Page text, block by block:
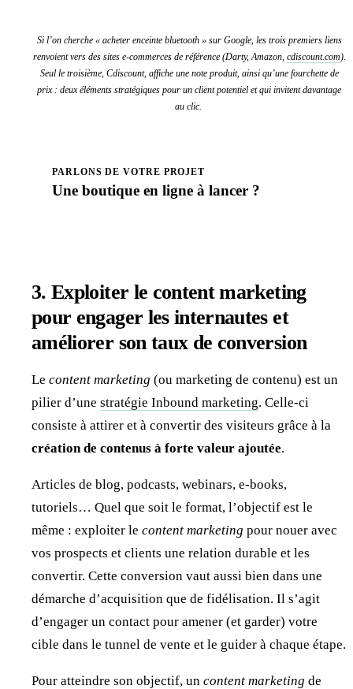
Si l’on cherche « acheter enceinte bluetooth » sur Google, les trois premiers liens
renvoient vers des sites e-commerces de référence (Darty, Amazon, cdiscount.com).
Seul le troisième, Cdiscount, affiche une note produit, ainsi qu’une fourchette de
prix : deux éléments stratégiques pour un client potentiel et qui invitent davantage
au clic.
PARLONS DE VOTRE PROJET
Une boutique en ligne à lancer ?
3.Exploiter le content marketing
pour engager les internauteset
améliorer son taux de conversion
Le content marketing (ou marketing de contenu) est un
pilier d’une stratégie Inbound marketing. Celle-ci
consiste à attirer et à convertir des visiteurs grâce à la
création de contenus à forte valeur ajoutée.
Articles de blog, podcasts, webinars, e-books,
tutoriels… Quel que soit le format, l’objectif est le
même : exploiter le content marketing pour nouer avec
vos prospects et clients une relation durable et les
convertir. Cette conversion vaut aussi bien dans une
démarche d’acquisition que de fidélisation. Il s’agit
d’engager un contact pour amener (et garder) votre
cible dans le tunnel de vente et le guider à chaque étape.
Pour atteindre son objectif, un content marketing de